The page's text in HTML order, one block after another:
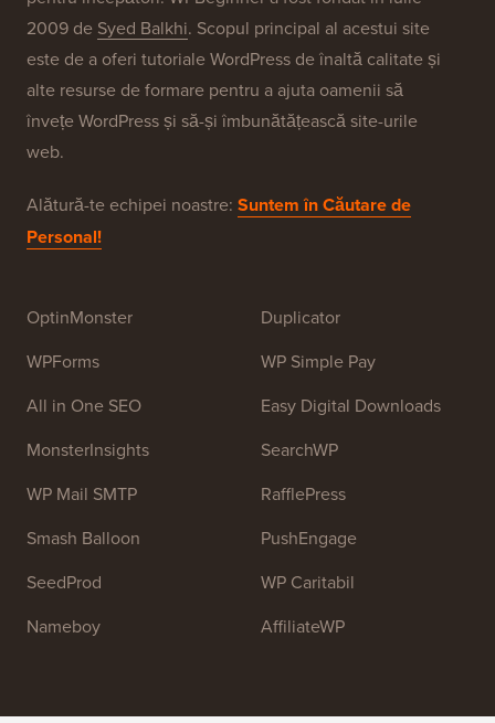
Despre WPBeginner®
WPBeginner este un site gratuit de resurse WordPress
2009 deSyed Balkhi. Scopul principal al acestui site
este de a oferi tutoriale WordPress de înaltă calitate și
web.
Personal!
OptinMonster
WPForms
All in One SEO
WP Mail SMTP
Duplicator
WP Simple Pay
Easy Digital Downloads
RafflePress